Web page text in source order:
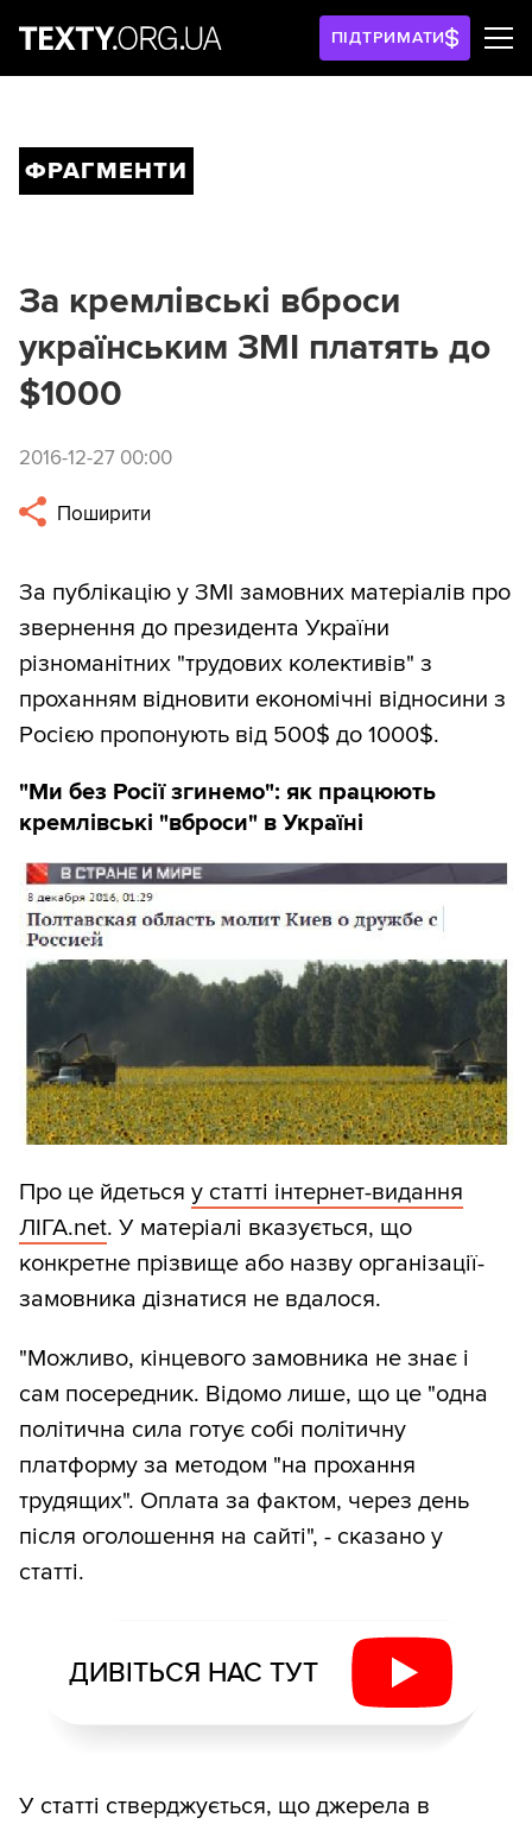
ПІДТРИМАТИ
ФРАГМЕНТИ
За кремлівські вброси
українським ЗМІ платять до
$1000
2016-12-27 00:00
Поширити
За публікацію у ЗМІ замовних матеріалів про
звернення до президента України
різноманітних "трудових колективів" з
проханням відновити економічні відносини з
Росією пропонують від 500$ до 1000$.
"Ми без Росії згинемо": як працюють
кремлівські "вброси" в Україні
Про це йдеться у статті інтернет-видання
ЛІГА.net. У матеріалі вказується, що
конкретне прізвище або назву організації-
замовника дізнатися не вдалося.
"Можливо, кінцевого замовника не знає і
сам посередник. Відомо лише, що це "одна
політична сила готує собі політичну
платформу за методом "на прохання
трудящих". Оплата за фактом, через день
після оголошення на сайті", - сказано у
статті.
ДИВІТЬСЯ НАС ТУТ
У статті стверджується, що джерела в